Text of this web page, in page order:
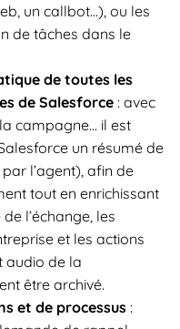
un callbot…), ou les
de tâches dans le
de toutes les
de Salesforce : avec
campagne… il est
un résumé de
l’agent), afin de
tout en enrichissant
l’échange, les
et les actions
audio de la
être archivé.
et de processus :